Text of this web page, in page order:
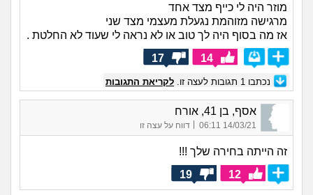
מוזר היה לי כייף מצד אחד
מרגישה מזוהמת נגעלת מעצמי מצד שני
אז מה בסוף היה לך טוב או לא נראה לי שעוד לא החלטת .
14
17
נכתבו 1 תגובות לעצה זו. לקריאת התגובות
אסף, בן 41, אורח
14/03/21 06:11
| דווח על עצה זו
זה הייתה בחירה שלך !!!
12
19